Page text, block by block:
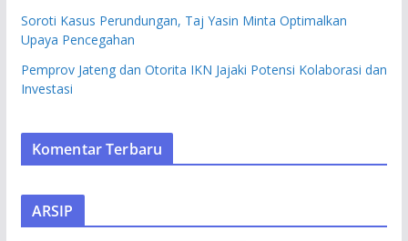
Soroti Kasus Perundungan, Taj Yasin Minta Optimalkan
Upaya Pencegahan
Pemprov Jateng dan Otorita IKN Jajaki Potensi Kolaborasi dan
Investasi
Komentar Terbaru
ARSIP